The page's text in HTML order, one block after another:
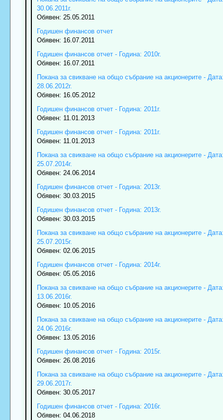
30.06.2011г.
Обявен: 25.05.2011
Годишен финансов отчет
Обявен: 16.07.2011
Годишен финансов отчет - Година: 2010г.
Обявен: 16.07.2011
Покана за свикване на общо събрание на акционерите -
28.06.2012г.
Обявен: 16.05.2012
Годишен финансов отчет - Година: 2011г.
Обявен: 11.01.2013
Годишен финансов отчет - Година: 2011г.
Обявен: 11.01.2013
Покана за свикване на общо събрание на акционерите -
25.07.2014г.
Обявен: 24.06.2014
Годишен финансов отчет - Година: 2013г.
Обявен: 30.03.2015
Годишен финансов отчет - Година: 2013г.
Обявен: 30.03.2015
Покана за свикване на общо събрание на акционерите -
25.07.2015г.
Обявен: 02.06.2015
Годишен финансов отчет - Година: 2014г.
Обявен: 05.05.2016
Покана за свикване на общо събрание на акционерите -
13.06.2016г.
Обявен: 10.05.2016
Покана за свикване на общо събрание на акционерите -
24.06.2016г.
Обявен: 13.05.2016
Годишен финансов отчет - Година: 2015г.
Обявен: 26.08.2016
Покана за свикване на общо събрание на акционерите -
29.06.2017г.
Обявен: 30.05.2017
Годишен финансов отчет - Година: 2016г.
Обявен: 04.06.2018